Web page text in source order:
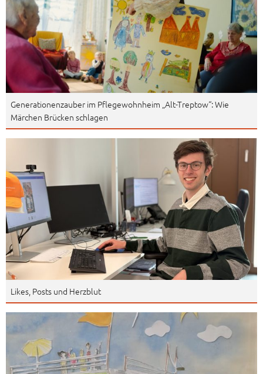
Generationenzauber im Pflegewohnheim „Alt-Treptow“: Wie
Märchen Brücken schlagen
Likes, Posts und Herzblut